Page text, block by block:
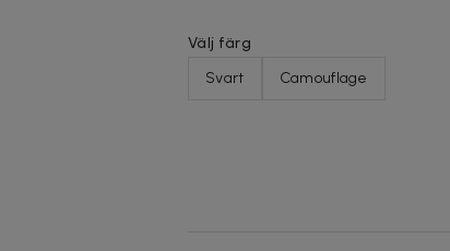
Välj färg
Svart
Camouflage